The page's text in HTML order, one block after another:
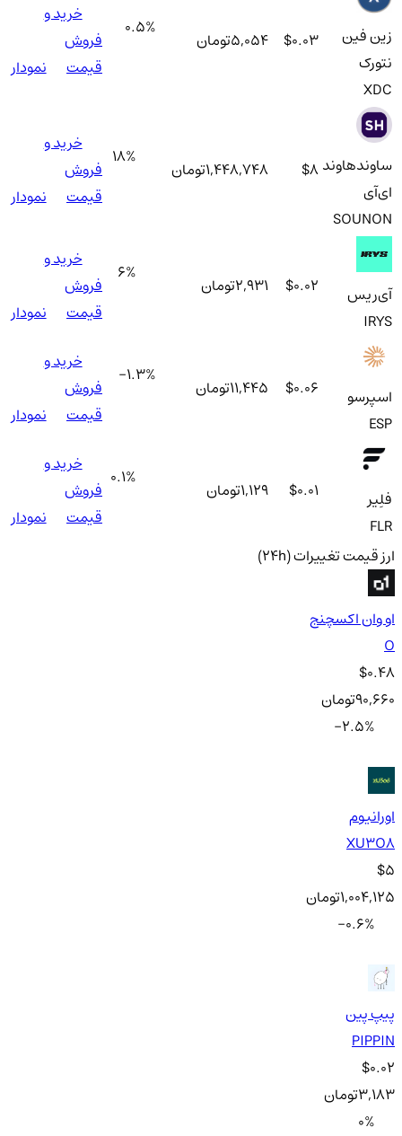
زین فین
نتورک
XDC
$0.03
5,054تومان
0.5%
خرید و
فروش
قیمت
نمودار
ساوندهاوند
ای‌آی
SOUNON
$8
1,448,748تومان
18%
خرید و
فروش
قیمت
نمودار
آی‌ریس
IRYS
$0.02
2,931تومان
6%
خرید و
فروش
قیمت
نمودار
اسپرسو
ESP
$0.06
11,445تومان
-1.3%
خرید و
فروش
قیمت
نمودار
فلِیر
FLR
$0.01
1,129تومان
0.1%
خرید و
فروش
قیمت
نمودار
ارزقیمتتغییرات (24h)
او وان اکسچنج
O
$0.48
90,660تومان
-2.5%
اورانیوم
XU3O8
$5
1,004,125تومان
-0.6%
پیپ پین
PIPPIN
$0.02
3,183تومان
0%